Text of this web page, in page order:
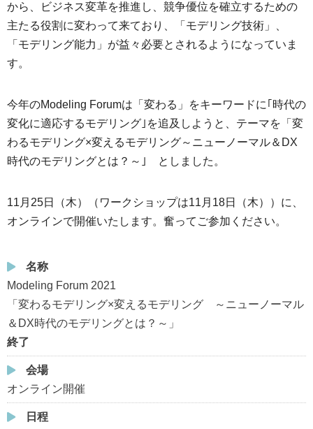
から、ビジネス変革を推進し、競争優位を確立するための
主たる役割に変わって来ており、「モデリング技術」、
「モデリング能力」が益々必要とされるようになっていま
す。
今年のModeling Forumは「変わる」をキーワードに｢時代の
変化に適応するモデリング｣を追及しようと、テーマを「変
わるモデリング×変えるモデリング～ニューノーマル＆DX
時代のモデリングとは？～｣ としました。
11月25日（木）（ワークショップは11月18日（木））に、
オンラインで開催いたし ます。奮ってご参加ください。
名称
Modeling Forum 2021
「変わるモデリング×変えるモデリング ～ニューノーマル
＆DX時代のモデリングとは？～」
終了
会場
オンライン開催
日程